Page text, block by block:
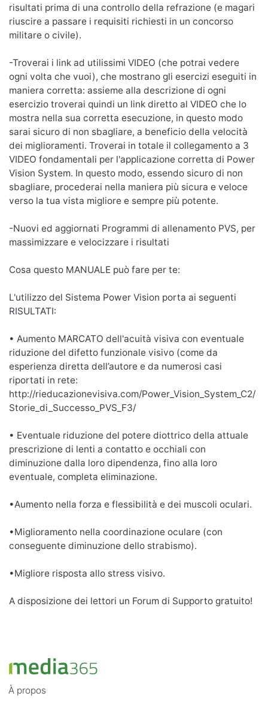
risultati prima di una controllo della refrazione (e magari
riuscire a passare i requisiti richiesti in un concorso
militare o civile).
-Troverai i link ad utilissimi VIDEO (che potrai vedere
ogni volta che vuoi), che mostrano gli esercizi eseguiti in
maniera corretta: assieme alla descrizione di ogni
esercizio troverai quindi un link diretto al VIDEO che lo
mostra nella sua corretta esecuzione, in questo modo
sarai sicuro di non sbagliare, a beneficio della velocità
dei miglioramenti. Troverai in totale il collegamento a 3
VIDEO fondamentali per l'applicazione corretta di Power
Vision System. In questo modo, essendo sicuro di non
sbagliare, procederai nella maniera più sicura e veloce
verso la tua vista migliore e sempre più potente.
-Nuovi ed aggiornati Programmi di allenamento PVS, per
massimizzare e velocizzare i risultati
Cosa questo MANUALE può fare per te:
L'utilizzo del Sistema Power Vision porta ai seguenti
RISULTATI:
• Aumento MARCATO dell'acuità visiva con eventuale
riduzione del difetto funzionale visivo (come da
esperienza diretta dell’autore e da numerosi casi
riportati in rete:
http://rieducazionevisiva.com/Power_Vision_System_C2/
Storie_di_Successo_PVS_F3/
• Eventuale riduzione del potere diottrico della attuale
prescrizione di lenti a contatto e occhiali con
diminuzione dalla loro dipendenza, fino alla loro
eventuale, completa eliminazione.
•Aumento nella forza e flessibilità e dei muscoli oculari.
•Miglioramento nella coordinazione oculare (con
conseguente diminuzione dello strabismo).
•Migliore risposta allo stress visivo.
A disposizione dei lettori un Forum di Supporto gratuito!
À propos